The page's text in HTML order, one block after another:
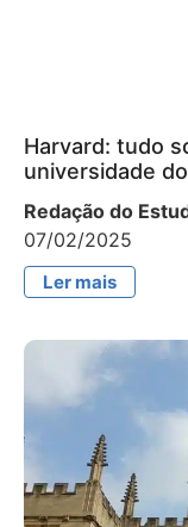
Harvard: tudo
universidade
Redação do
07/02/2025
Ler mais